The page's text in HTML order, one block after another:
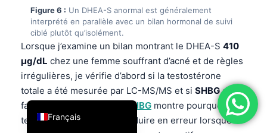
Figure 6 : Un DHEA-S anormal est généralement
interprété en parallèle avec un bilan hormonal de suivi
ciblé plutôt qu’isolément.
Lorsque j’examine un bilan montrant le DHEA-S 410
µg/dL chez une femme souffrant d’acné et de règles
irrégulières, je vérifie d’abord si la testostérone
totale a été mesurée par LC-MS/MS et si SHBGest
faible. Notre
explicateur SHBG montre pourquoi la
testostérone totale peut induire en erreur lorsque la
Français
English
Deutsch
العربية
עִבְרִית
Italiano